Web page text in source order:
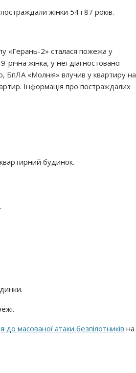
жінки 54 і 87 років.
«Герань-2» сталася пожежа у
жінка, у неї діагностовано
БпЛА «Молнія» влучив у квартиру на
Інформація про постраждалих
будинок.
до масованої атаки безпілотників на